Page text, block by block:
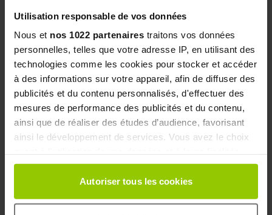
Utilisation responsable de vos données
Nous et nos 1022 partenaires traitons vos données
personnelles, telles que votre adresse IP, en utilisant des
technologies comme les cookies pour stocker et accéder
à des informations sur votre appareil, afin de diffuser des
publicités et du contenu personnalisés, d'effectuer des
mesures de performance des publicités et du contenu,
ainsi que de réaliser des études d’audience, favorisant
ainsi le développement de services. Vous avez le choix
Vous pouvez modifier ou retirer votre consentement à
tout moment en consultant la Déclaration relative aux
cookies ou en cliquant sur l'icône de confidentialité.
Autoriser tous les cookies
De ce fait, si vous cherchez à gagner en force, en
endurance, en congestion et que vous souhaitez
améliorer votre résistance contre la fatigue, le booster
est l’allié idéal.
Vous avez même la possibilité de choisir le booster qui
conviendra le mieux, car celui-ci se décline sous
plusieurs formes : gélules, comprimés, gummies, poudre
à diluer, ou shot.
QUEL BOOSTER CHOISIR EN
MUSCULATION ?